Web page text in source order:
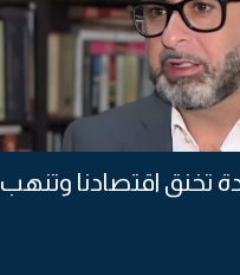
تخنق اقتصادنا وتنهب